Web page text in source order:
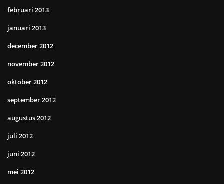
februari 2013
januari 2013
december 2012
november 2012
oktober 2012
september 2012
augustus 2012
juli 2012
juni 2012
mei 2012